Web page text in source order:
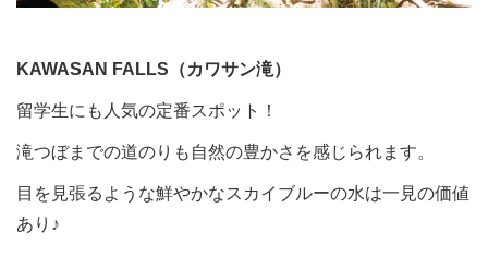
KAWASAN FALLS（カワサン滝）
留学生にも人気の定番スポット！
滝つぼまでの道のりも自然の豊かさを感じられます。
目を見張るような鮮やかなスカイブルーの水は一見の価値
あり♪